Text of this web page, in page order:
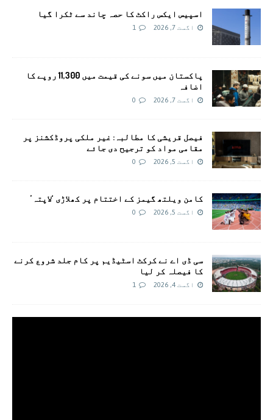
اسپیس ایکس راکٹ کا حصہ چاند سے ٹکرا گیا
اگست 7, 2026 1
پاکستان میں سونے کی قیمت میں 11,300 روپے کا
اضافہ
اگست 7, 2026 0
فیصل قریشی کا مطالبہ: غیر ملکی پروڈکشنز پر
مقامی مواد کو ترجیح دی جائے
اگست 5, 2026 0
کامن ویلتھ گیمز کے اختتام پر کھلاڑی ‘لاپتہ’
اگست 5, 2026 0
سی ڈی اے نے کرکٹ اسٹیڈیم پر کام جلد شروع کرنے
کا فیصلہ کر لیا
اگست 4, 2026 1